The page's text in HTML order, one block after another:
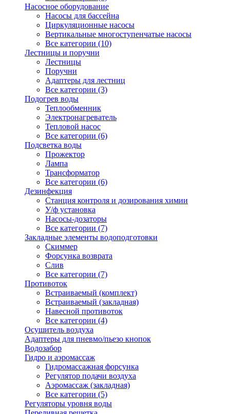
Насосное оборудование
Насосы для бассейна
Циркуляционные насосы
Вертикальные многоступенчатые насосы
Все категории (10)
Лестницы и поручни
Лестницы
Поручни
Адаптеры для лестниц
Все категории (3)
Подогрев воды
Теплообменник
Электронагреватель
Тепловой насос
Все категории (6)
Подсветка воды
Прожектор
Лампа
Трансформатор
Все категории (6)
Дезинфекция
Станция контроля и дозирования химии
У/ф установка
Насосы-дозаторы
Все категории (7)
Закладные элементы водоподготовки
Скиммер
Форсунка возврата
Слив
Все категории (7)
Противоток
Встраиваемый (комплект)
Встраиваемый (закладная)
Навесной противоток
Все категории (4)
Осушитель воздуха
Адаптеры для пневмо/пьезо кнопок
Водозабор
Гидро и аэромассаж
Гидромассажная форсунка
Регулятор подачи воздуха
Аэромассаж (закладная)
Все категории (5)
Регуляторы уровня воды